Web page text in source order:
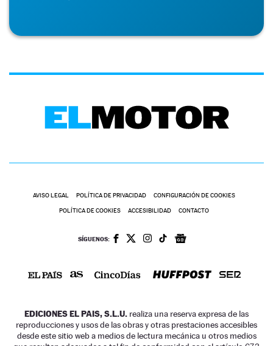
AVISO LEGAL POLÍTICA DE PRIVACIDAD CONFIGURACIÓN DE COOKIES
POLÍTICA DE COOKIES ACCESIBILIDAD CONTACTO
SÍGUENOS:
EDICIONES EL PAIS, S.L.U. realiza una reserva expresa de las
reproducciones y usos de las obras y otras prestaciones accesibles
desde este sitio web a medios de lectura mecánica u otros medios